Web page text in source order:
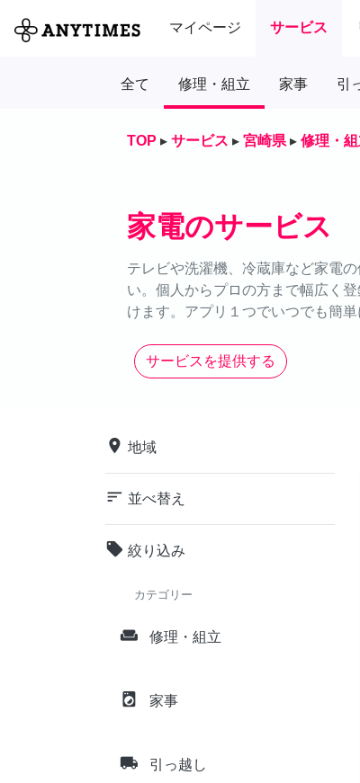
マイページ サービス
全て 修理・組立 家事 引
TOP ▸ サービス ▸ 宮崎県 ▸ 修理・組
家電のサービス
テレビや洗濯機、冷蔵庫など家電
い。個人からプロの方まで幅広く
けます。アプリ１つでいつでも簡
サービスを提供する
place 地域
sort 並べ替え
local_offer 絞り込み
カテゴリー
weekend 修理・組立
local_laundry_service 家事
local_shipping 引っ越し